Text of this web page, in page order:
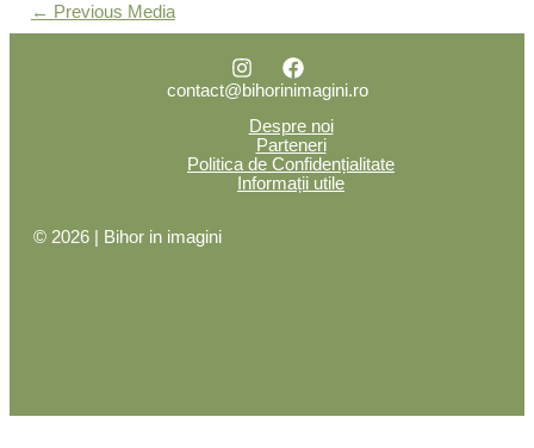
← Previous Media
contact@bihorinimagini.ro
Despre noi
Parteneri
Politica de Confidențialitate
Informații utile
© 2026 | Bihor in imagini